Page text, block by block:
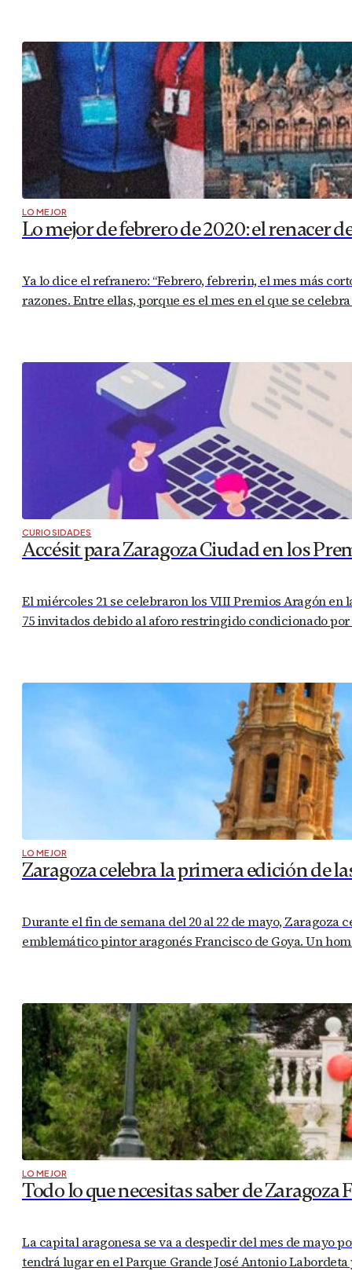
LO MEJOR
Lo mejor de febrero de 2020: el renacer
Ya lo dice el refranero: “Febrero, febrerin, el mes más
razones. Entre ellas, porque es el mes en el que se
CURIOSIDADES
Accésit para Zaragoza Ciudad en los
El miércoles 21 se celebraron los VIII Premios Aragón
75 invitados debido al aforo restringido condicionado
LO MEJOR
Zaragoza celebra la primera edición de
Durante el fin de semana del 20 al 22 de mayo,
emblemático pintor aragonés Francisco de Goya. Un
LO MEJOR
Todo lo que necesitas saber de Zaragoza
La capital aragonesa se va a despedir del mes de mayo
tendrá lugar en el Parque Grande José Antonio